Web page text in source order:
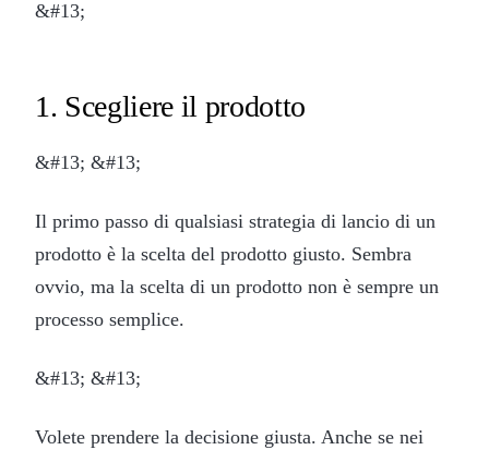
&#13;
1. Scegliere il prodotto
&#13; &#13;
Il primo passo di qualsiasi strategia di lancio di un
prodotto è la scelta del prodotto giusto. Sembra
ovvio, ma la scelta di un prodotto non è sempre un
processo semplice.
&#13; &#13;
Volete prendere la decisione giusta. Anche se nei